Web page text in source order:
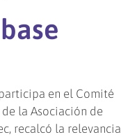
en el Comité
la Asociación de
recalcó la relevancia